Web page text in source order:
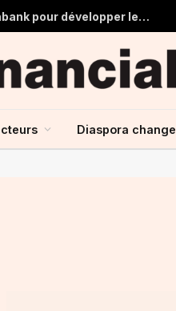
Tchad : près de 125 millions USD d’Afreximbank pour développer les infrastructures et le commerce
Diaspora change